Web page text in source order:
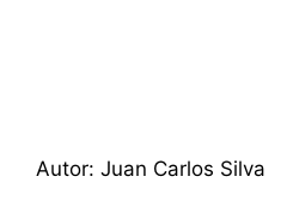
Autor: Juan Carlos Silva